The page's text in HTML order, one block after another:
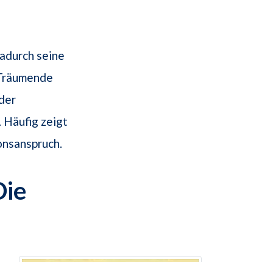
seine
Häufig zeigt